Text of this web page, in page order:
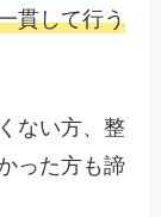
貫して行う
ない方、整
った方も諦